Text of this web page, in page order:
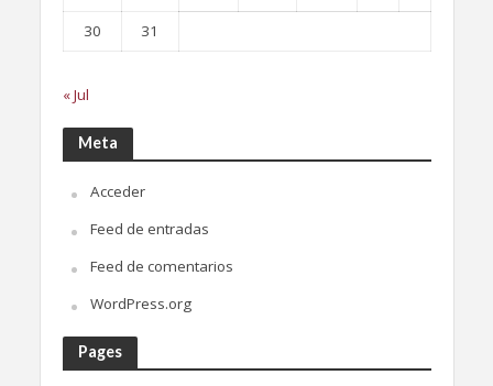
30
31
« Jul
Meta
Acceder
Feed de entradas
Feed de comentarios
WordPress.org
Pages